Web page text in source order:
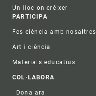
Un lloc on créixer
PARTICIPA
Fes ciència amb nosaltres
Art i ciència
Materials educatius
COL·LABORA
Dona ara